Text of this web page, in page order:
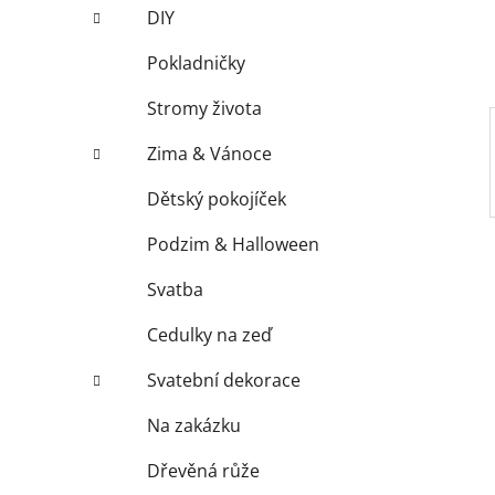
p
l
DIY
Pokladničky
Stromy života
Zima & Vánoce
Dětský pokojíček
Podzim & Halloween
Svatba
Cedulky na zeď
Svatební dekorace
Na zakázku
Dřevěná růže